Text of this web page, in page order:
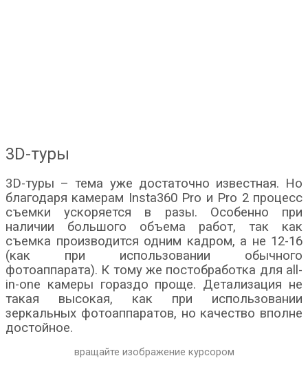
3D-туры
3D-туры – тема уже достаточно известная. Но
благодаря камерам Insta360 Pro и Pro 2 процесс
съемки ускоряется в разы. Особенно при
наличии большого объема работ, так как
съемка производится одним кадром, а не 12-16
(как при использовании обычного
фотоаппарата). К тому же постобработка для all-
in-one камеры гораздо проще. Детализация не
такая высокая, как при использовании
зеркальных фотоаппаратов, но качество вполне
достойное.
вращайте изображение курсором